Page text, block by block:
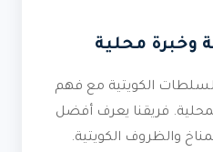
وخبرة محلية
الكويتية مع فهم
فريقنا يعرف أفضل
والظروف الكويتية.